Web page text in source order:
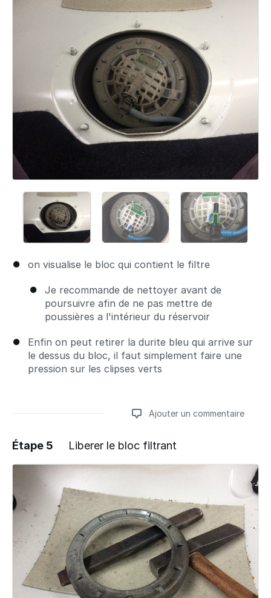
on visualise le bloc qui contient le filtre
Je recommande de nettoyer avant de
poursuivre afin de ne pas mettre de
poussières a l'intérieur du réservoir
Enfin on peut retirer la durite bleu qui arrive sur
le dessus du bloc, il faut simplement faire une
pression sur les clipses verts
Ajouter un commentaire
Ajouter un commentaire
Étape 5 Liberer le bloc filtrant